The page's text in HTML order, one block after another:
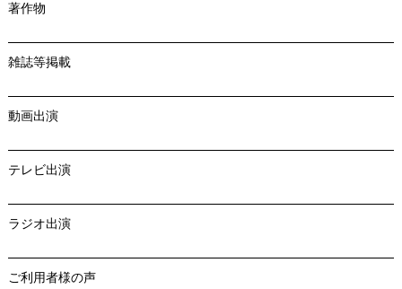
著作物
雑誌等掲載
動画出演
テレビ出演
ラジオ出演
ご利用者様の声